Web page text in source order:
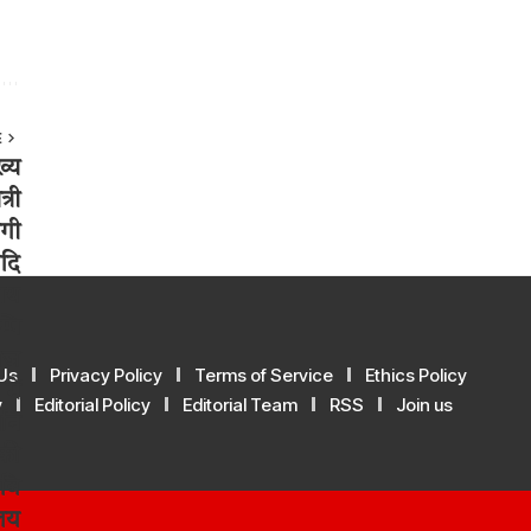
Privacy Policy Terms of Service
Ethics Policy
Editorial Policy Editorial Team RSS Join us